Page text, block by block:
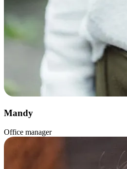
Mandy
Office manager